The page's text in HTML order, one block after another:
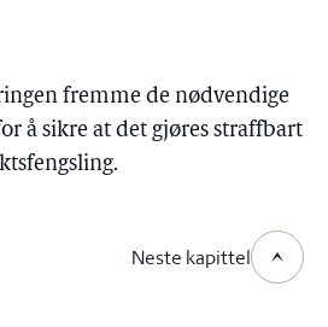
fremme de nødvendige
å sikre at det gjøres straffbart
Neste kapittel